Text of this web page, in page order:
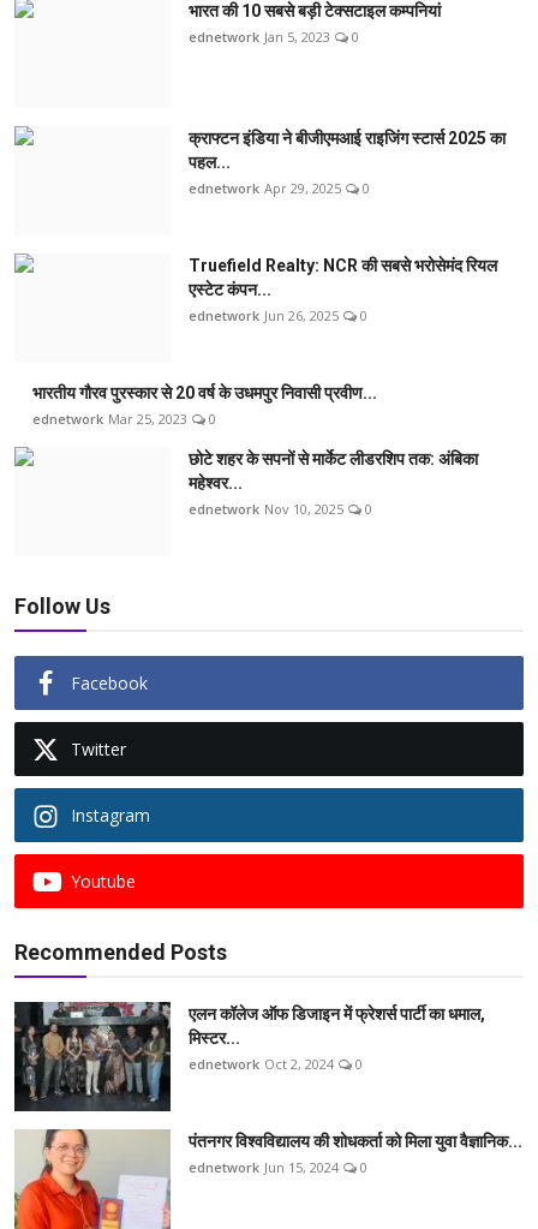
भारत की 10 सबसे बड़ी टेक्सटाइल कम्पनियां
ednetwork Jan 5, 2023 0
क्राफ्टन इंडिया ने बीजीएमआई राइजिंग स्टार्स 2025 का
पहल...
ednetwork Apr 29, 2025 0
Truefield Realty: NCR की सबसे भरोसेमंद रियल
एस्टेट कंपन...
ednetwork Jun 26, 2025 0
भारतीय गौरव पुरस्कार से 20 वर्ष के उधमपुर निवासी प्रवीण...
ednetwork Mar 25, 2023 0
छोटे शहर के सपनों से मार्केट लीडरशिप तक: अंबिका
महेश्वर...
ednetwork Nov 10, 2025 0
Follow Us
Facebook
Twitter
Instagram
Youtube
Recommended Posts
एलन कॉलेज ऑफ डिजाइन में फ्रेशर्स पार्टी का धमाल,
मिस्टर...
ednetwork Oct 2, 2024 0
पंतनगर विश्वविद्यालय की शोधकर्ता को मिला युवा वैज्ञानिक...
ednetwork Jun 15, 2024 0